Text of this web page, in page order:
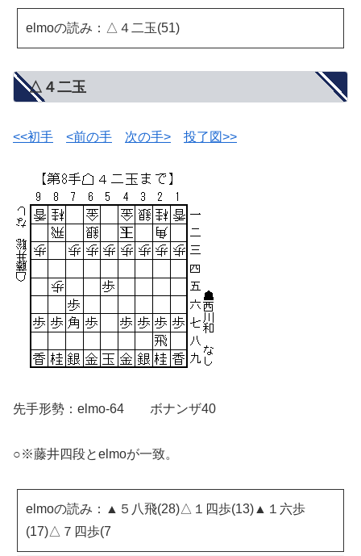
elmoの読み：△４二玉(51)
△４二玉
<<初手 <前の手 次の手> 投了図>>
先手形勢：elmo-64 ボナンザ40
○※藤井四段とelmoが一致。
elmoの読み：▲５八飛(28)△１四歩(13)▲１六歩
(17)△７四歩(7